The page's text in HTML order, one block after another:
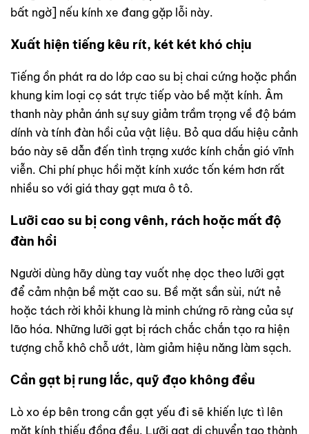
bất ngờ] nếu kính xe đang gặp lỗi này.
Xuất hiện tiếng kêu rít, két két khó chịu
Tiếng ồn phát ra do lớp cao su bị chai cứng hoặc phần
khung kim loại cọ sát trực tiếp vào bề mặt kính. Âm
thanh này phản ánh sự suy giảm trầm trọng về độ bám
dính và tính đàn hồi của vật liệu. Bỏ qua dấu hiệu cảnh
báo này sẽ dẫn đến tình trạng xước kính chắn gió vĩnh
viễn. Chi phí phục hồi mặt kính xước tốn kém hơn rất
nhiều so với giá thay gạt mưa ô tô.
Lưỡi cao su bị cong vênh, rách hoặc mất độ
đàn hồi
Người dùng hãy dùng tay vuốt nhẹ dọc theo lưỡi gạt
để cảm nhận bề mặt cao su. Bề mặt sần sùi, nứt nẻ
hoặc tách rời khỏi khung là minh chứng rõ ràng của sự
lão hóa. Những lưỡi gạt bị rách chắc chắn tạo ra hiện
tượng chỗ khô chỗ ướt, làm giảm hiệu năng làm sạch.
Cần gạt bị rung lắc, quỹ đạo không đều
Lò xo ép bên trong cần gạt yếu đi sẽ khiến lực tì lên
mặt kính thiếu đồng đều. Lưỡi gạt di chuyển tạo thành